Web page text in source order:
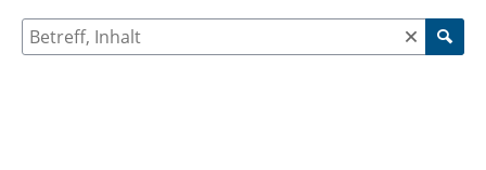
Falls Sie Ihrer Meldung Fotos anfügen, werden diese zu
ihrer Meldung öffentlich sichtbar: Diese dürfen
Suche nach Meldungen und Kommentaren